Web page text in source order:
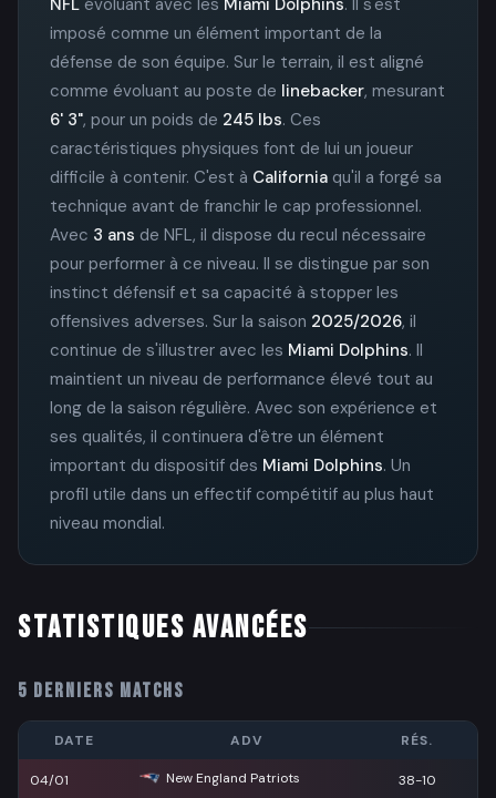
imposé comme un élément important de la
défense de son équipe. Sur le terrain, il est aligné
comme évoluant au poste de linebacker, mesurant
6' 3", pour un poids de 245 lbs. Ces
caractéristiques physiques font de lui un joueur
difficile à contenir. C'est à California qu'il a forgé sa
technique avant de franchir le cap professionnel.
Avec 3 ans de NFL, il dispose du recul nécessaire
pour performer à ce niveau. Il se distingue par son
instinct défensif et sa capacité à stopper les
offensives adverses. Sur la saison 2025/2026, il
continue de s'illustrer avec les Miami Dolphins. Il
maintient un niveau de performance élevé tout au
long de la saison régulière. Avec son expérience et
ses qualités, il continuera d'être un élément
important du dispositif des Miami Dolphins. Un
profil utile dans un effectif compétitif au plus haut
niveau mondial.
STATISTIQUES AVANCÉES
5 DERNIERS MATCHS
DATE ADV RÉS.
04/01 New England Patriots 38-10